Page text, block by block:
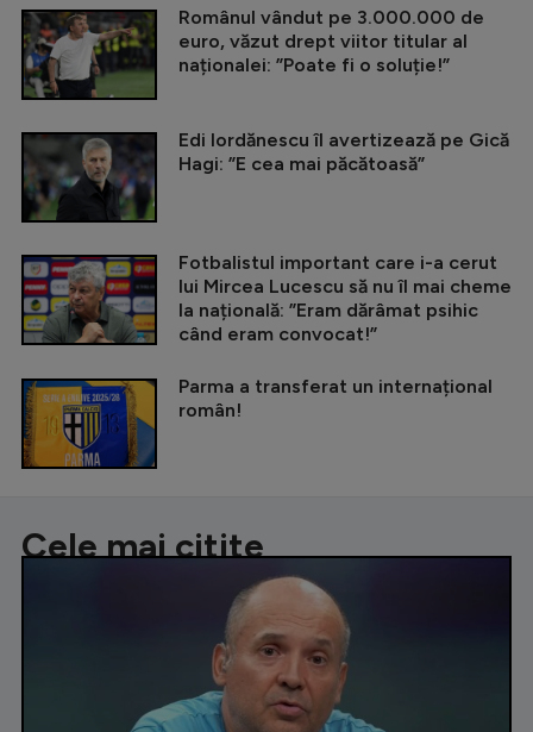
Românul vândut pe 3.000.000 de
euro, văzut drept viitor titular al
naționalei: ”Poate fi o soluție!”
Edi Iordănescu îl avertizează pe Gică
Hagi: ”E cea mai păcătoasă”
Fotbalistul important care i-a cerut
lui Mircea Lucescu să nu îl mai cheme
la națională: ”Eram dărâmat psihic
când eram convocat!”
Parma a transferat un internațional
român!
Cele mai citite